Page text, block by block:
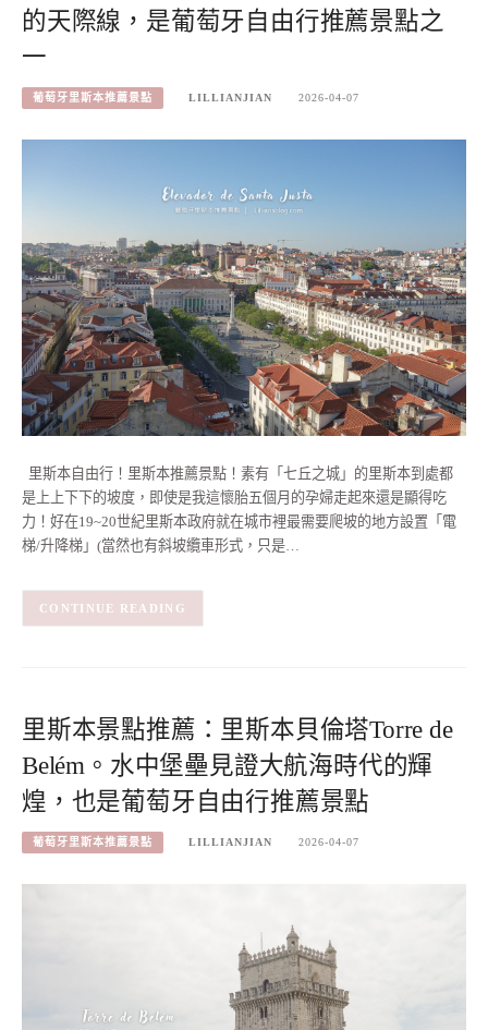
的天際線，是葡萄牙自由行推薦景點之
一
葡萄牙里斯本推薦景點 LILLIANJIAN 2026-04-07
里斯本自由行！里斯本推薦景點！素有「七丘之城」的里斯本到處都
是上上下下的坡度，即使是我這懷胎五個月的孕婦走起來還是顯得吃
力！好在19~20世紀里斯本政府就在城市裡最需要爬坡的地方設置「電
梯/升降梯」(當然也有斜坡纜車形式，只是…
CONTINUE READING
里斯本景點推薦：里斯本貝倫塔Torre de
Belém。水中堡壘見證大航海時代的輝
煌，也是葡萄牙自由行推薦景點
葡萄牙里斯本推薦景點 LILLIANJIAN 2026-04-07